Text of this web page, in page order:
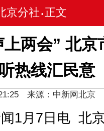
京分社 • 正文
两会” 北京
热线汇民意
来源：中新网北京
1月7日电 北